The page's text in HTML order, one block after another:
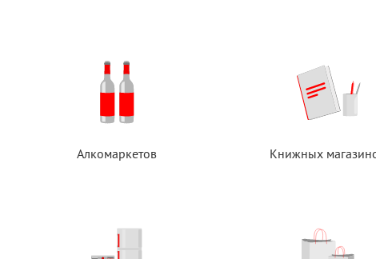
Алкомаркетов Книжных